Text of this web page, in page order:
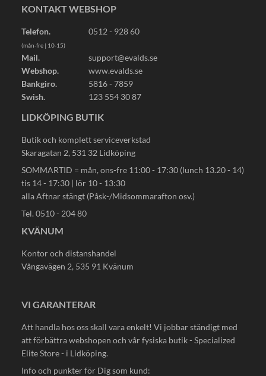
KONTAKT WEBSHOP
Telefon. 0512 - 928 60
(mån-fre | 10-15)
Mail.
support@evalds.se
Webshop.
www.evalds.se
Bankgiro.
5816 - 7859
Swish.
123 554 30 87
LIDKÖPING BUTIK
Butik och komplett serviceverkstad
Skaragatan 2, 531 32 Lidköping
SOMMARTID = mån, ons-fre 11:00 - 17:30 (lunch 13.20 - 14)
tis 14 - 17:30 | lör 10 - 13:30
alla Aftnar stängt (Påsk-/Midsommarafton osv.)
Tel. 0510 - 204 80
KVÄNUM
Kontor och distanshandel
Vångavägen 2, 535 91 Kvänum
VI GARANTERAR
Att handla hos oss skall vara enkelt! Vi jobbar ständigt med
att förbättra webshopen och vår fysiska butik - Specialized
Elite Store - i Lidköping.
Info och punkter för Dig som kund: